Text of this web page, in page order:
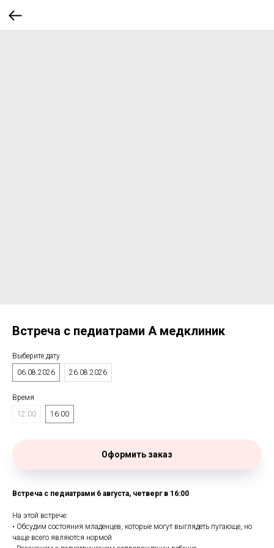
Встреча с педиатрами А медклиник
Выберите дату
06.08.2026
26.08.2026
Время
12:00
16:00
Оформить заказ
Встреча с педиатрами 6 августа, четверг в 16:00
На этой встрече:
• Обсудим состояния младенцев, которые могут выглядеть пугающе, но
чаще всего являются нормой